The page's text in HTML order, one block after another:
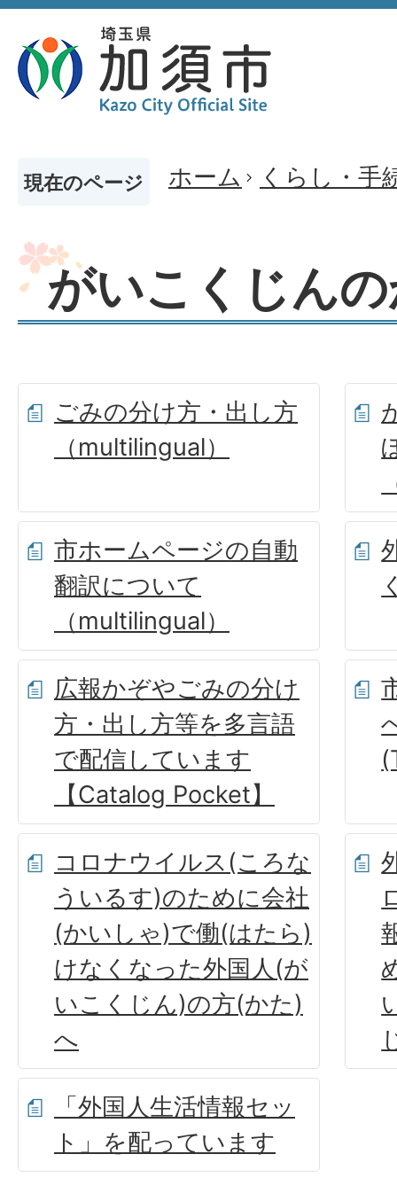
現在のページ ホーム くらし・手
がいこくじん
ごみの分け方・出し方
（multilingual）
市ホームページの自動
翻訳について
（multilingual）
広報かぞやごみの分け
方・出し方等を多言語
で配信しています
【Catalog Pocket】
コロナウイルス(ころな
ういるす)のために会社
(かいしゃ)で働(はたら)
けなくなった外国人(が
いこくじん)の方(かた)
へ
「外国人生活情報セッ
ト」を配っています